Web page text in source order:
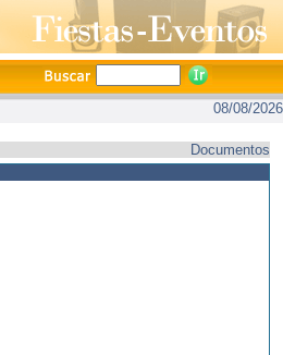
08/08/2026
Documentos